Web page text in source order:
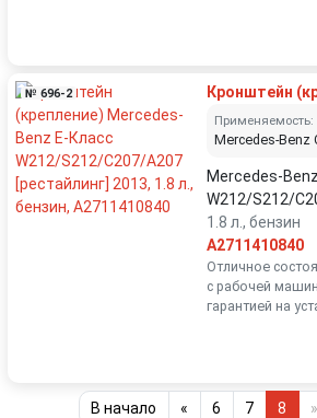
№ 696-2 Кронштейн
Применяемость:
Mercedes-Benz
Mercedes-
W212/S212/
1.8 л., бензин
A2711410840
Отличное
с рабочей
гарантией на
В начало « 6 7 8 »